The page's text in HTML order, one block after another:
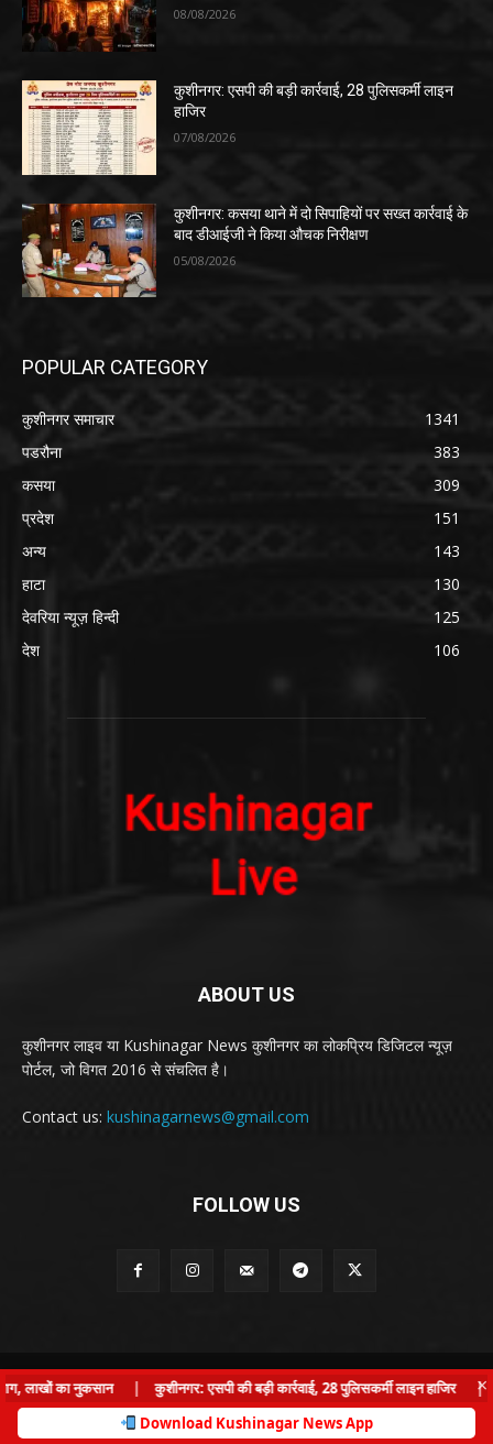
08/08/2026
कुशीनगर: एसपी की बड़ी कार्रवाई, 28 पुलिसकर्मी लाइन
हाजिर
07/08/2026
कुशीनगर: कसया थाने में दो सिपाहियों पर सख्त कार्रवाई के
बाद डीआईजी ने किया औचक निरीक्षण
05/08/2026
POPULAR CATEGORY
कुशीनगर समाचार
1341
पडरौना
383
कसया
309
प्रदेश
151
अन्य
143
हाटा
130
देवरिया न्यूज़ हिन्दी
125
देश
106
ABOUT US
कुशीनगर लाइव या Kushinagar News कुशीनगर का लोकप्रिय डिजिटल न्यूज़
पोर्टल, जो विगत 2016 से संचलित है।
Contact us: kushinagarnews@gmail.com
FOLLOW US
© Kushinagar Live - 2022
Home About us Privacy Policy Contact us
×
लाखों का नुकसान कुशीनगर: एसपी की बड़ी कार्रवाई, 28 पुलिसकर्मी लाइन हाजिर
Download Kushinagar News App